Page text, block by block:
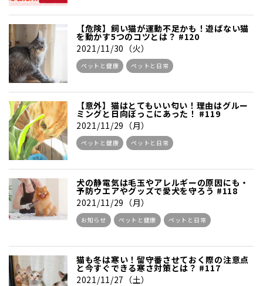
【危険】飼い猫が運動不足かも！遊ばない猫
を動かす5つのコツとは？ #120
2021/11/30（火）
ペットと健康 ペットと日常
【意外】猫はとてもいい匂い！理由はグルー
ミングと日向ぼっこにあった！ #119
2021/11/29（月）
ペットと健康 ペットと日常
犬の静電気は毛玉やアレルギーの原因にも・
予防ウエアやグッズで愛犬を守ろう #118
2021/11/29（月）
お知らせ ペットと健康 ペットと日常
猫も冬は寒い！留守番させておく際の注意点
と今すぐできる寒さ対策とは？ #117
2021/11/27（土）